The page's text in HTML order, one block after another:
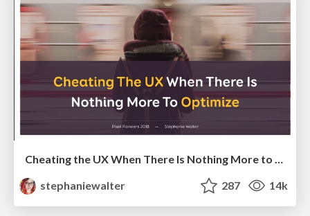
Cheating the UX When There Is Nothing More to Optimize - PixelPioneers
stephaniewalter
287 14k